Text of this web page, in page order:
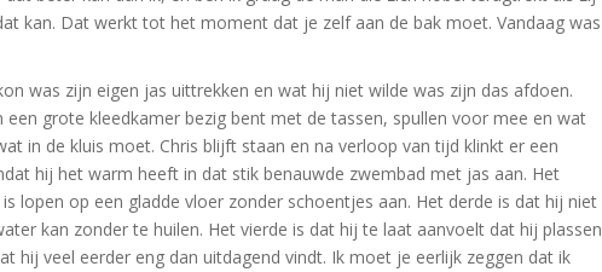
kan. Dat werkt tot het moment dat je zelf aan de bak moet. Vandaag was
was zijn eigen jas uittrekken en wat hij niet wilde was zijn das afdoen.
een grote kleedkamer bezig bent met de tassen, spullen voor mee en wat
in de kluis moet. Chris blijft staan en na verloop van tijd klinkt er een
hij het warm heeft in dat stik benauwde zwembad met jas aan. Het
lopen op een gladde vloer zonder schoentjes aan. Het derde is dat hij niet
kan zonder te huilen. Het vierde is dat hij te laat aanvoelt dat hij plassen
hij veel eerder eng dan uitdagend vindt. Ik moet je eerlijk zeggen dat ik